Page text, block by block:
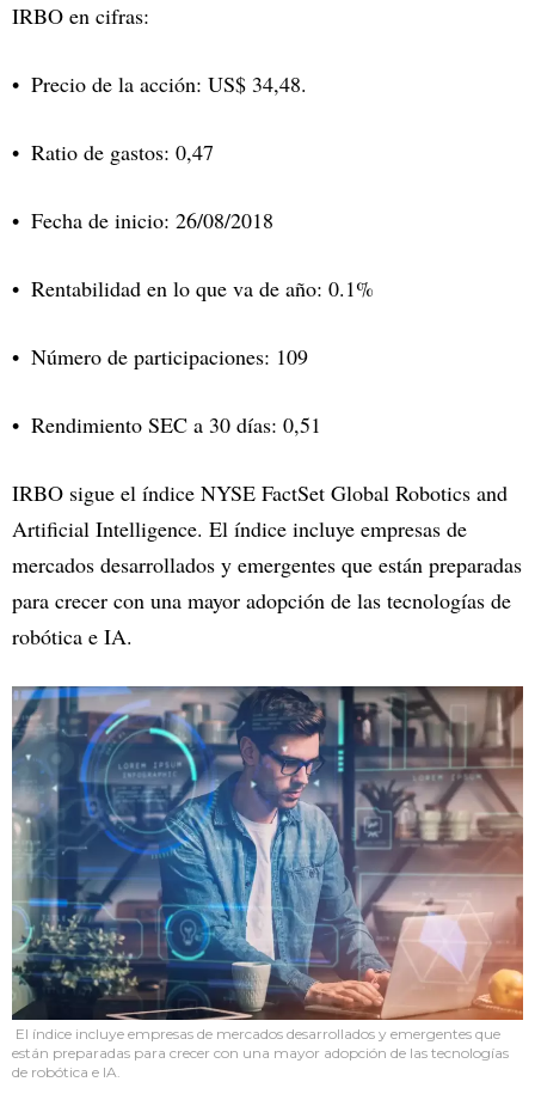
IRBO en cifras:
Precio de la acción: US$ 34,48.
Ratio de gastos: 0,47
Fecha de inicio: 26/08/2018
Rentabilidad en lo que va de año: 0.1%
Número de participaciones: 109
Rendimiento SEC a 30 días: 0,51
IRBO sigue el índice NYSE FactSet Global Robotics and
Artificial Intelligence. El índice incluye empresas de
mercados desarrollados y emergentes que están preparadas
para crecer con una mayor adopción de las tecnologías de
robótica e IA.
El índice incluye empresas de mercados desarrollados y emergentes que
están preparadas para crecer con una mayor adopción de las tecnologías
de robótica e IA.